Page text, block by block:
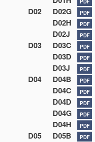
PDF
D02 D02G PDF
D02H PDF
D02J PDF
D03 D03C PDF
D03D PDF
D03J PDF
D04 D04B PDF
D04C PDF
D04D PDF
D04G PDF
D04H PDF
D05 D05B PDF